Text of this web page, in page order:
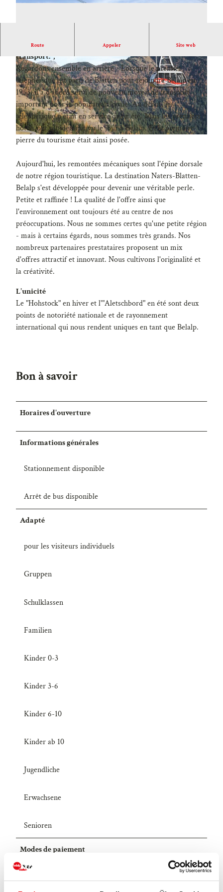
M
i
t
e
l
s
t
a
t
i
o
n
P
n
d
e
l
n
j
_
S
F
8
8
6
4
.
j
p
e
Route Appeler Site web
Belalp Bahnen AG est plus qu'un simple moyen de
transport. ;
Regardons ensemble en arrière - Lorsque le premier
téléphérique est parti de Blatten pour rejoindre Belalp en
1953, il a d'abord servi de nouveau moyen de transport
important pour la population locale. Au début, le
téléphérique n'était en service qu'en été. Mais les premiers
hôtels ont rapidement vu le jour à Belalp. Et la première
pierre du tourisme était ainsi posée.
Aujourd'hui, les remontées mécaniques sont l'épine dorsale
de notre région touristique. La destination Naters-Blatten-
Belalp s'est développée pour devenir une véritable perle.
Petite et raffinée ! La qualité de l'offre ainsi que
l'environnement ont toujours été au centre de nos
préoccupations. Nous ne sommes certes qu'une petite région
- mais à certains égards, nous sommes très grands. Nos
nombreux partenaires prestataires proposent un mix
d'offres attractif et innovant. Nous cultivons l'originalité et
la créativité.
L'unicité
Le "Hohstock" en hiver et l'"Aletschbord" en été sont deux
points de notoriété nationale et de rayonnement
international qui nous rendent uniques en tant que Belalp.
Bon à savoir
Horaires d'ouverture
Informations générales
Stationnement disponible
Arrêt de bus disponible
Adapté
pour les visiteurs individuels
Gruppen
Schulklassen
Familien
Kinder 0-3
Kinder 3-6
Kinder 6-10
Kinder ab 10
Jugendliche
Erwachsene
Senioren
Modes de paiement
Paiement en espèces, paiement sans contact, Mastercard,
Twint, Visa, Maestro Card, PostFinance Card, Reka